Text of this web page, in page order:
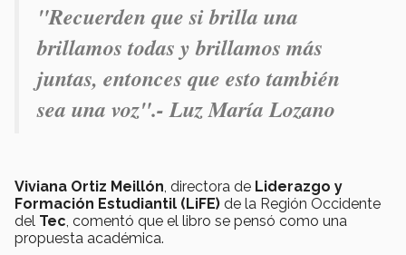
"Recuerden que si brilla una
brillamos todas y brillamos más
juntas, entonces que esto también
sea una voz".- Luz María Lozano
Viviana Ortiz Meillón, directora de Liderazgo y
Formación Estudiantil (LiFE) de la Región Occidente
del Tec, comentó que el libro se pensó como una
propuesta académica.